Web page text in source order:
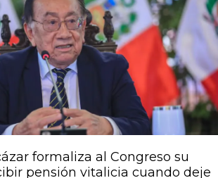
formaliza al Congreso su
pensión vitalicia cuando deje